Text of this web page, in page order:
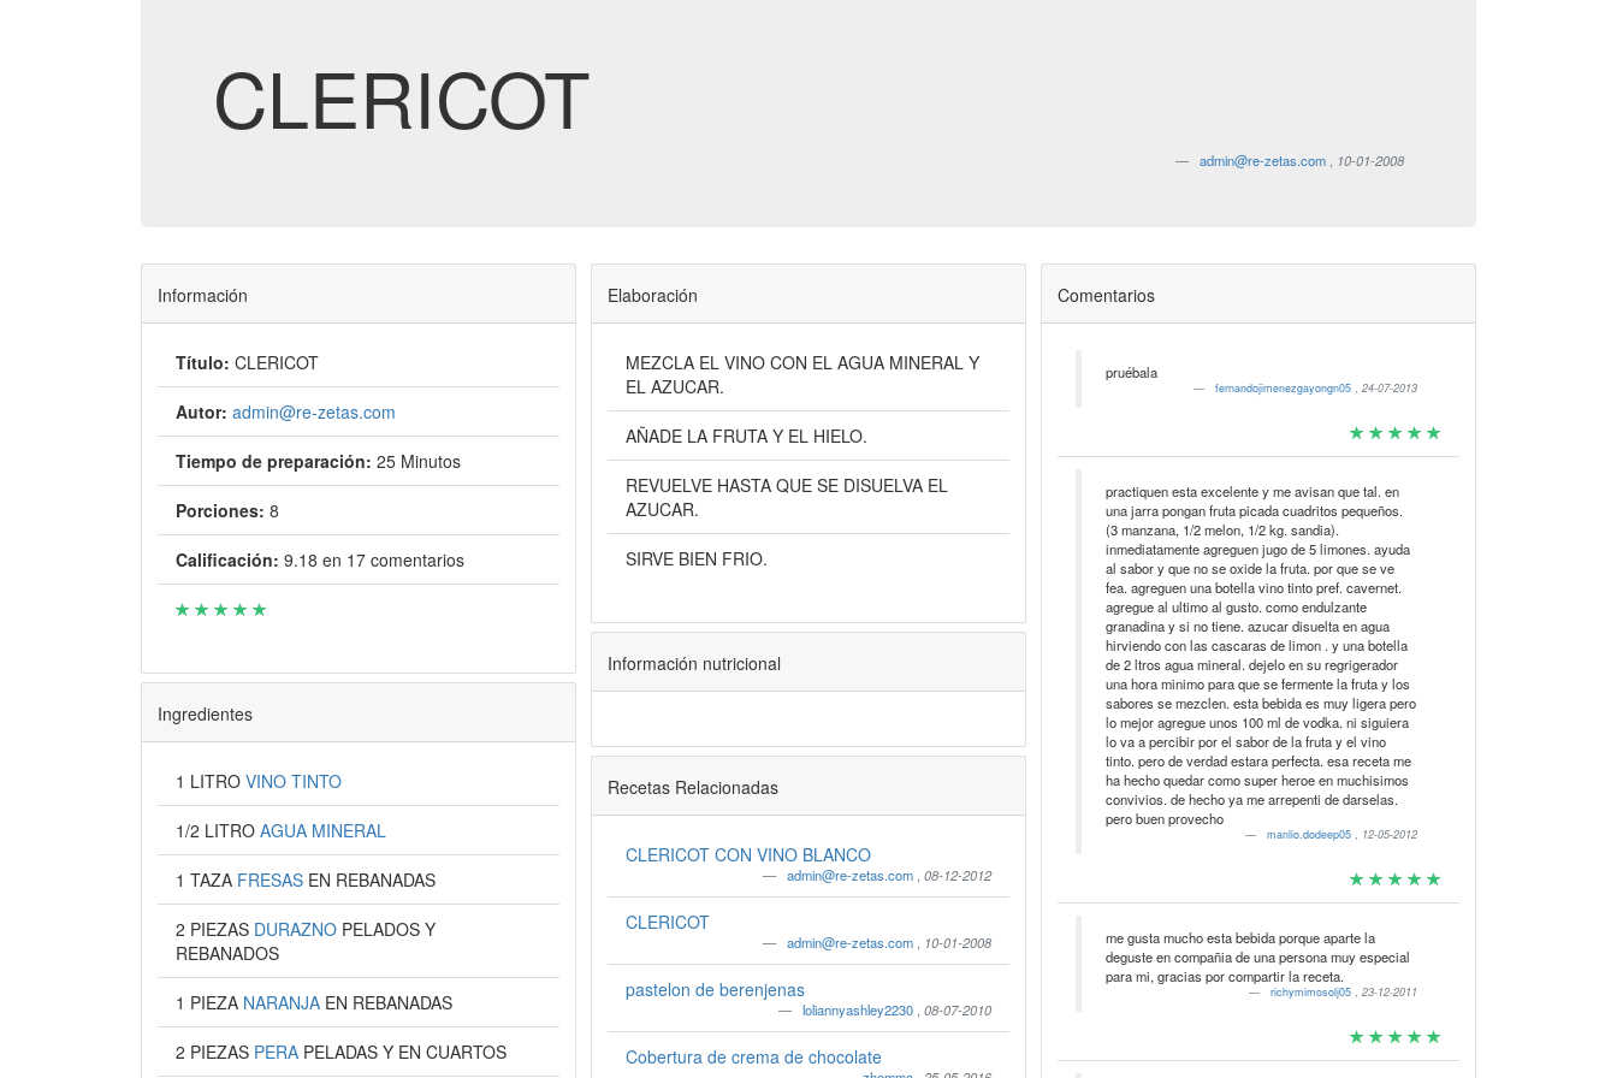
CLERICOT
admin@re-zetas.com 10-01-2008
Información
Título: CLERICOT
Autor: admin@re-zetas.com
Tiempo de preparación: 25 Minutos
Porciones: 8
Calificación: 9.18 en 17comentarios
Ingredientes
1 LITRO VINO TINTO
1/2 LITRO AGUA MINERAL
1 TAZA FRESAS EN REBANADAS
2 PIEZAS DURAZNO PELADOS Y
REBANADOS
1 PIEZA NARANJA EN REBANADAS
2 PIEZAS PERA PELADAS Y EN CUARTOS
Elaboración
MEZCLA EL VINO CON EL AGUA MINERAL Y
EL AZUCAR.
AÑADE LA FRUTA Y EL HIELO.
REVUELVE HASTA QUE SE DISUELVA EL
AZUCAR.
SIRVE BIEN FRIO.
Información nutricional
Recetas Relacionadas
CLERICOT CON VINO BLANCO
admin@re-zetas.com ,08-12-2012
CLERICOT
admin@re-zetas.com 10-01-2008
pastelon de berenjenas
loliannyashley2230 ,08-07-2010
Cobertura de crema de chocolate
Comentarios
pruébala
fernandojimenezgayongn05,24-07-2013
practiquen esta excelente y me avisan que tal. en
una jarra pongan fruta picada cuadritos pequeños.
(3 manzana, 1/2 melon, 1/2 kg. sandia).
inmediatamente agreguen jugo de 5 limones. ayuda
al sabor y que no se oxide la fruta. por que se ve
fea. agreguen una botella vino tinto pref. cavernet.
agregue al ultimo al gusto. como endulzante
granadina y si no tiene. azucar disuelta en agua
hirviendo con las cascaras de limon . y una botella
de 2 ltros agua mineral. dejelo en su regrigerador
una hora minimo para que se fermente la fruta y los
sabores se mezclen. esta bebida es muy ligera pero
lo mejor agregue unos 100 ml de vodka. ni siguiera
lo va a percibir por el sabor de la fruta y el vino
tinto. pero de verdad estara perfecta. esa receta me
ha hecho quedar como super heroe en muchisimos
convivios. de hecho ya me arrepenti de darselas.
pero buen provecho
manlio.dodeep05, 12-05-2012
me gusta mucho esta bebida porque aparte la
deguste en compañia de una persona muy especial
para mi, gracias por compartir la receta.
richymimosolj05,23-12-2011